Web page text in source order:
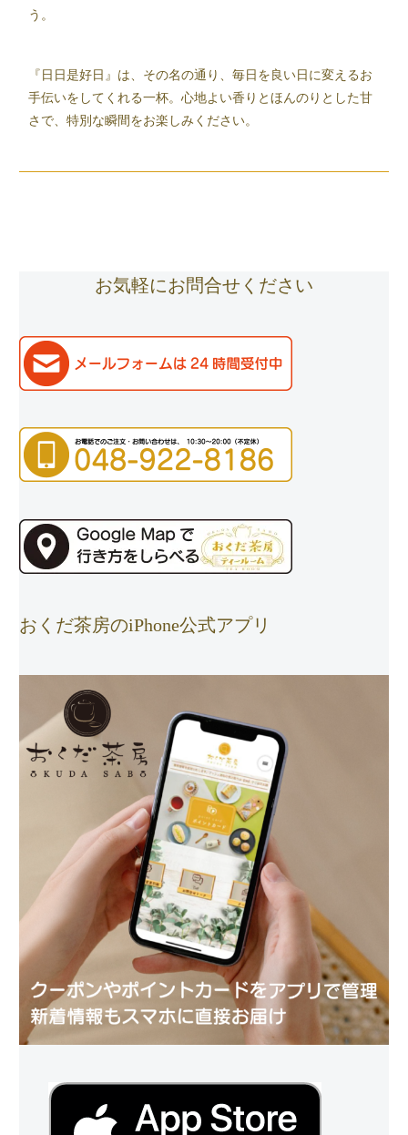
う。
『日日是好日』は、その名の通り、毎日を良い日に変えるお
手伝いをしてくれる一杯。心地よい香りとほんのりとした甘
さで、特別な瞬間をお楽しみください。
お気軽にお問合せください
おくだ茶房のiPhone公式アプリ